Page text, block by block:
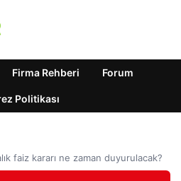
Firma Rehberi Forum
Politikası
faiz kararı ne zaman duyurulacak?